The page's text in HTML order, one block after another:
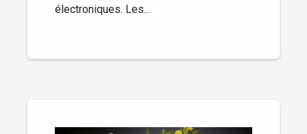
électroniques. Les...